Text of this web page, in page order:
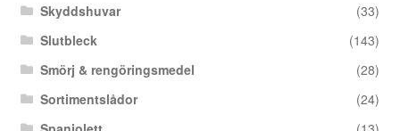
Skyddshuvar
(33)
Slutbleck
(143)
Smörj & rengöringsmedel
(28)
Sortimentslådor
(24)